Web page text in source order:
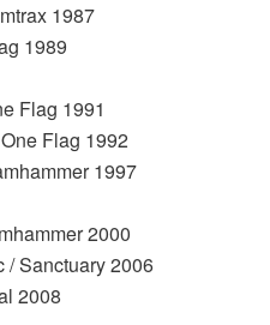
1987
1989
Flag 1991
Flag 1992
1997
2000
/ Sanctuary 2006
2008